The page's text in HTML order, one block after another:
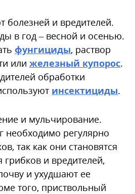
болезней и вредителей.
в год – весной и осенью.
фунгициды, раствор
или железный купорос.
обработки
инсектициды.
и мульчирование.
необходимо регулярно
так как они становятся
грибков и вредителей,
и ухудшают ее
того, приствольный